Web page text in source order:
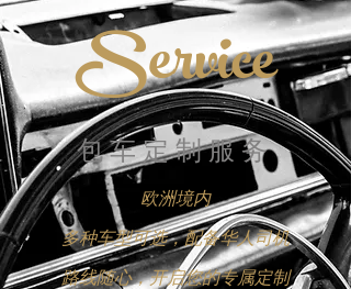
Service
​包车定制服务
欧洲境内
多种车型可选，配备华人司机
路线随心，开启您的专属定制